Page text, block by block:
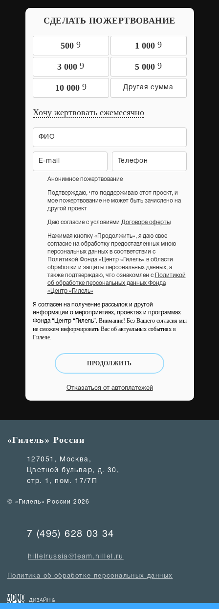
СДЕЛАТЬ ПОЖЕРТВОВАНИЕ
500 9 1 000 9
3 000 9 5 000 9
10 000 9
Хочу жертвовать ежемесячно
Анонимное пожертвование
Подтверждаю, что поддерживаю этот проект, и
мое пожертвование не может быть зачислено на
другой проект
Даю согласие с условиями Договора оферты
Нажимая кнопку «Продолжить», я даю свое
согласие на обработку предоставленных мною
персональных данных в соответствии с
Политикой Фонда «Центр «Гилель» в области
обработки и защиты персональных данных, а
также подтверждаю, что ознакомлен с
Политикой
об обработке персональных данных Фонда
«Центр «Гилель»
Я согласен на получение рассылок и другой
информации о мероприятиях, проектах и программах
Фонда “Центр “Гилель”. Внимание! Без Вашего согласия мы
не сможем информировать Вас об актуальных событиях в
Гилеле.
ПРОДОЛЖИТЬ
Отказаться от автоплатежей
«Гилель» России
127051, Москва,
Цветной бульвар, д. 30,
стр. 1, пом. 17/7П
© «Гилель» России 2026
7 (495) 628 03 34
hillelrussia@team.hillel.ru
Политика об обработке персональных данных